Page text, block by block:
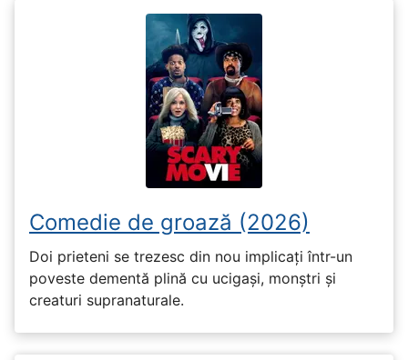
Comedie de groază (2026)
Doi prieteni se trezesc din nou implicați într-un
poveste dementă plină cu ucigași, monștri și
creaturi supranaturale.